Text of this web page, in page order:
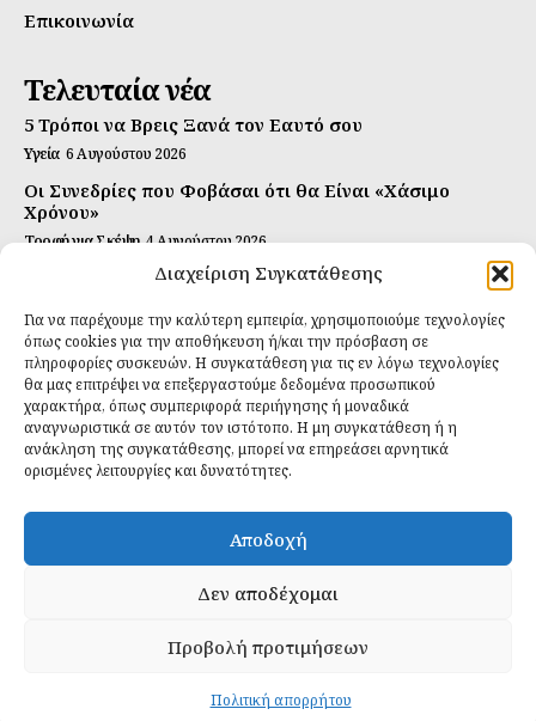
Διαχείριση Συγκατάθεσης
Για να παρέχουμε την καλύτερη εμπειρία, χρησιμοποιούμε τεχνολογίες
όπως cookies για την αποθήκευση ή/και την πρόσβαση σε
πληροφορίες συσκευών. Η συγκατάθεση για τις εν λόγω τεχνολογίες
θα μας επιτρέψει να επεξεργαστούμε δεδομένα προσωπικού
χαρακτήρα, όπως συμπεριφορά περιήγησης ή μοναδικά
αναγνωριστικά σε αυτόν τον ιστότοπο. Η μη συγκατάθεση ή η
ανάκληση της συγκατάθεσης, μπορεί να επηρεάσει αρνητικά
ορισμένες λειτουργίες και δυνατότητες.
Αποδοχή
Δεν αποδέχομαι
Προβολή προτιμήσεων
Πολιτική απορρήτου
Επικοινωνία
Τελευταία νέα
5 Τρόποι να Βρεις Ξανά τον Εαυτό σου
Υγεία 6 Αυγούστου 2026
Οι Συνεδρίες που Φοβάσαι ότι θα Είναι «Χάσιμο
Χρόνου»
Τροφή για Σκέψη 4 Αυγούστου 2026
Αυτή Είναι η Συνταγή για Τέλεια Κομπούτσα
Ιδανικές Τροφές 26 Ιουλίου 2026
Εγγραφείτε
ΕΓΓΡΑΦΉ
Έχω διαβάσει και δέχομαι τηνπολιτική απορρήτου
Creative.